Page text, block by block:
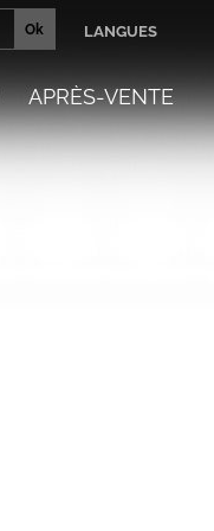
APRÈS-VENTE
LANGUES